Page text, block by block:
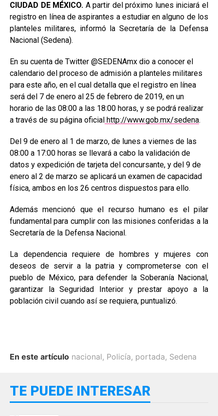
CIUDAD DE MÉXICO. A partir del próximo lunes iniciará el
registro en línea de aspirantes a estudiar en alguno de los
planteles militares, informó la Secretaría de la Defensa
Nacional (Sedena).
En su cuenta de Twitter @SEDENAmx dio a conocer el
calendario del proceso de admisión a planteles militares
para este año, en el cual detalla que el registro en línea
será del 7 de enero al 25 de febrero de 2019, en un
horario de las 08:00 a las 18:00 horas, y se podrá realizar
a través de su página oficial http://www.gob.mx/sedena.
Del 9 de enero al 1 de marzo, de lunes a viernes de las
08:00 a 17:00 horas se llevará a cabo la validación de
datos y expedición de tarjeta del concursante, y del 9 de
enero al 2 de marzo se aplicará un examen de capacidad
física, ambos en los 26 centros dispuestos para ello.
Además mencionó que el recurso humano es el pilar
fundamental para cumplir con las misiones conferidas a la
Secretaría de la Defensa Nacional.
La dependencia requiere de hombres y mujeres con
deseos de servir a la patria y comprometerse con el
pueblo de México, para defender la Soberanía Nacional,
garantizar la Seguridad Interior y prestar apoyo a la
población civil cuando así se requiera, puntualizó.
En este artículo nacional, Policía, portada, Sedena
TE PUEDE INTERESAR